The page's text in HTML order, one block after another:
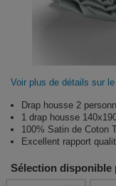
Voir plus de détails sur
Drap housse 2
1 drap housse
100% Satin de Coton
Excellent rapport
Sélection disponible